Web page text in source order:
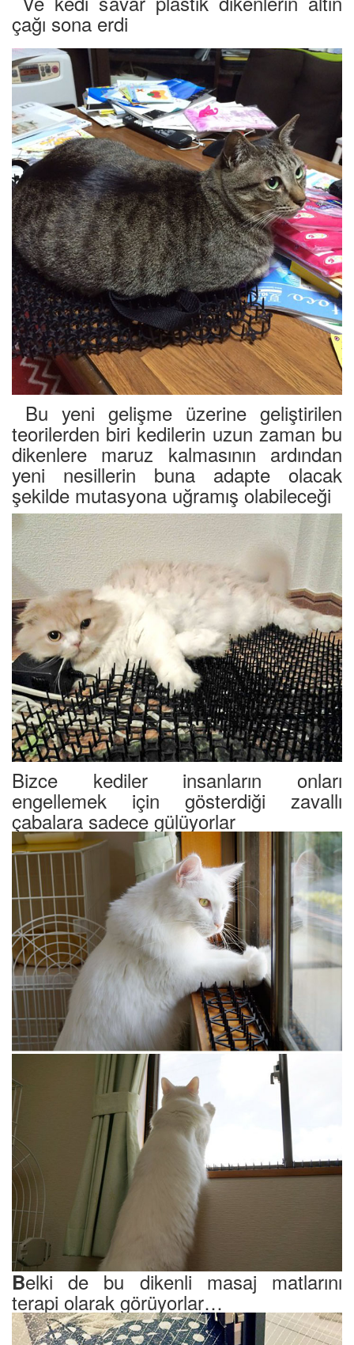
çağı sona erdi
Bu yeni gelişme üzerine geliştirilen
teorilerden biri kedilerin uzun zaman bu
dikenlere maruz kalmasının ardından
yeni nesillerin buna adapte olacak
şekilde mutasyona uğramış olabileceği
Bizce kediler insanların onları
engellemek için gösterdiği zavallı
çabalara sadece gülüyorlar
Belki de bu dikenli masaj matlarını
terapi olarak görüyorlar…